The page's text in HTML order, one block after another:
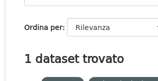
Ordina per
1 dataset trovato